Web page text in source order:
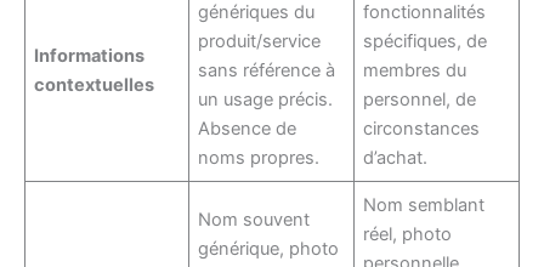
Informations
contextuelles
génériques du
produit/service
sans référence à
un usage précis.
Absence de
noms propres.
fonctionnalités
spécifiques, de
membres du
personnel, de
circonstances
d’achat.
Nom souvent
générique, photo
Nom semblant
réel, photo